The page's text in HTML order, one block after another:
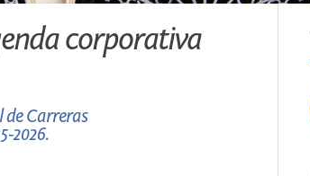
corporativa
de Carreras
2026.